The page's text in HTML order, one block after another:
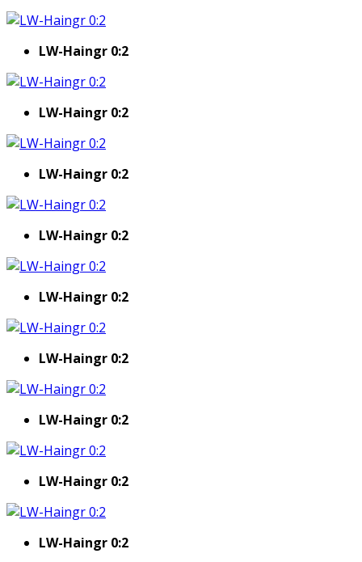
LW-Haingr 0:2
LW-Haingr 0:2
LW-Haingr 0:2
LW-Haingr 0:2
LW-Haingr 0:2
LW-Haingr 0:2
LW-Haingr 0:2
LW-Haingr 0:2
LW-Haingr 0:2